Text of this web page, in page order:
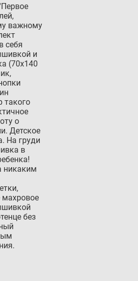
важному
себя
и
(70х140
о
Детское
На груди
в
никаким
махровое
без